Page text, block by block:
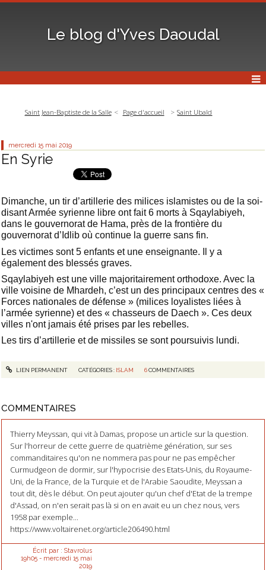
Le blog d'Yves Daoudal
Saint Jean-Baptiste de la Salle Page d'accueil Saint Ubald
mercredi 15 mai 2019
En Syrie
Dimanche, un tir d’artillerie des milices islamistes ou de la soi-
disant Armée syrienne libre ont fait 6 morts à Sqaylabiyeh,
dans le gouvernorat de Hama, près de la frontière du
gouvernorat d’Idlib où continue la guerre sans fin.
Les victimes sont 5 enfants et une enseignante. Il y a
également des blessés graves.
Sqaylabiyeh est une ville majoritairement orthodoxe. Avec la
ville voisine de Mhardeh, c’est un des principaux centres des «
Forces nationales de défense » (milices loyalistes liées à
l’armée syrienne) et des « chasseurs de Daech ». Ces deux
villes n'ont jamais été prises par les rebelles.
Les tirs d’artillerie et de missiles se sont poursuivis lundi.
LIEN PERMANENT CATÉGORIES : ISLAM 6COMMENTAIRES
COMMENTAIRES
Thierry Meyssan, qui vit à Damas, propose un article sur la question.
Sur l'horreur de cette guerre de quatrième génération, sur ses
commanditaires qu'on ne nommera pas pour ne pas empêcher
Curmudgeon de dormir, sur l'hypocrisie des Etats-Unis, du Royaume-
Uni, de la France, de la Turquie et de l'Arabie Saoudite, Meyssan a
tout dit, dès le début. On peut ajouter qu'un chef d'Etat de la trempe
d'Assad, on n'en serait pas là si on en avait eu un chez nous, vers
1958 par exemple...
https://www.voltairenet.org/article206490.html
Écrit par : Stavrolus
19h05- mercredi 15 mai
2019